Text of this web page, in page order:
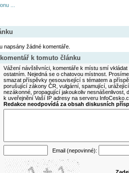
...
napsány žádné komentáře.
k tomuto článku
Vážení návštěvníci, komentáře k místu smí
ostatním. Nejedná se o chatovou místnost.
smazat příspěvky nesouvisející s tématem a
porušující zákony ČR, vulgární, spamující,
nezákonné, propagující jakoukoliv nesnášenlivost,
k uveřejnění Vaší IP adresy na serveru
Redakce neodpovídá za obsah diskusních
Email (nepovinné):